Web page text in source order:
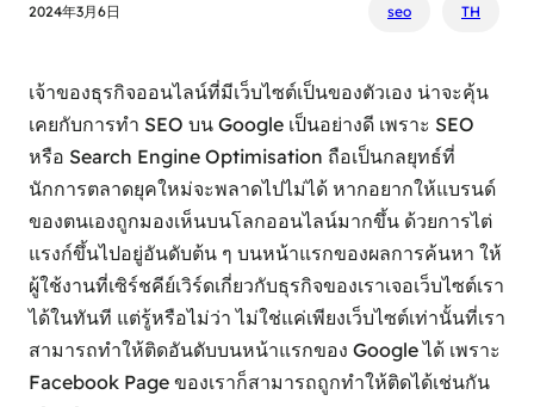
2024年3月6日 seo TH
เจ้าของธุรกิจออนไลน์ที่มีเว็บไซต์เป็นของตัวเอง น่าจะคุ้น
เคยกับการทำ SEO บน Google เป็นอย่างดี เพราะ SEO
หรือ Search Engine Optimisation ถือเป็นกลยุทธ์ที่
นักการตลาดยุคใหม่จะพลาดไปไม่ได้ หากอยากให้แบรนด์
ของตนเองถูกมองเห็นบนโลกออนไลน์มากขึ้น ด้วยการไต่
แรงก์ขึ้นไปอยู่อันดับต้น ๆ บนหน้าแรกของผลการค้นหา ให้
ผู้ใช้งานที่เซิร์ชคีย์เวิร์ดเกี่ยวกับธุรกิจของเราเจอเว็บไซต์เรา
ได้ในทันที แต่รู้หรือไม่ว่า ไม่ใช่แค่เพียงเว็บไซต์เท่านั้นที่เรา
สามารถทำให้ติดอันดับบนหน้าแรกของ Google ได้ เพราะ
Facebook Page ของเราก็สามารถถูกทำให้ติดได้เช่นกัน